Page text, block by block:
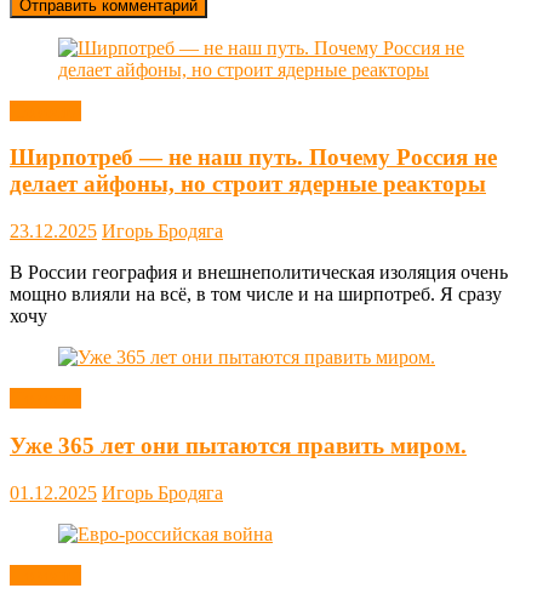
Ширпотреб — не наш путь. Почему Россия не
делает айфоны, но строит ядерные реакторы
23.12.2025 Игорь Бродяга
В России география и внешнеполитическая изоляция очень
мощно влияли на всё, в том числе и на ширпотреб. Я сразу
хочу
Уже 365 лет они пытаются править миром.
01.12.2025 Игорь Бродяга